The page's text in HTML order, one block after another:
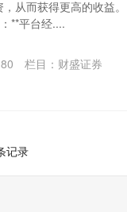
从而获得更高的收益。
**平台经....
栏目： 财盛证券
记录